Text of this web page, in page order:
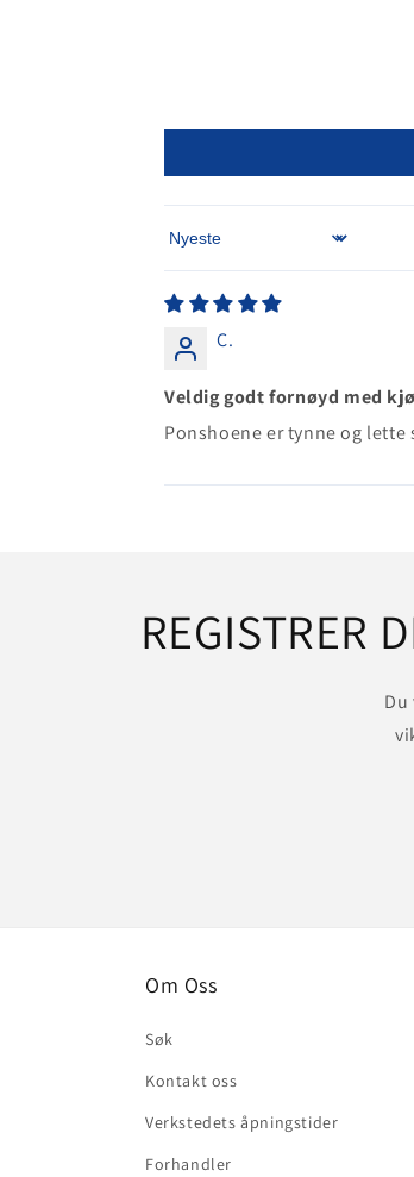
Sort by
C.
Veldig godt fornøyd med
Ponshoene er tynne og
REGISTRER
Om Oss
Søk
Kontakt oss
Verkstedets åpningstider
Forhandler